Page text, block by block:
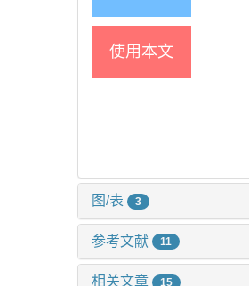
使用本文
图/表 3
参考文献 11
相关文章 15